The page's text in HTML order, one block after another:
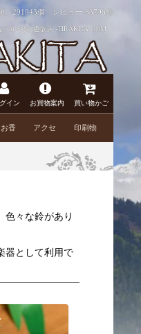
、291943個 レビュー:83796件
ベルや鈴 通販店 -TIRAKITA.COM
イン お買物案内 買い物かご
お香 アクセ 印刷物
色々な鈴があり
器として利用で